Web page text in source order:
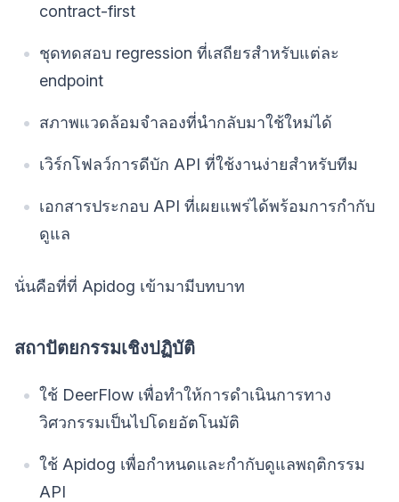
contract-first
ชุดทดสอบ regression ที่เสถียรสำหรับแต่ละ
endpoint
สภาพแวดล้อมจำลองที่นำกลับมาใช้ใหม่ได้
เวิร์กโฟลว์การดีบัก API ที่ใช้งานง่ายสำหรับทีม
เอกสารประกอบ API ที่เผยแพร่ได้พร้อมการกำกับ
ดูแล
นั่นคือที่ที่ Apidog เข้ามามีบทบาท
สถาปัตยกรรมเชิงปฏิบัติ
ใช้ DeerFlow เพื่อทำให้การดำเนินการทาง
วิศวกรรมเป็นไปโดยอัตโนมัติ
ใช้ Apidog เพื่อกำหนดและกำกับดูแลพฤติกรรม
API